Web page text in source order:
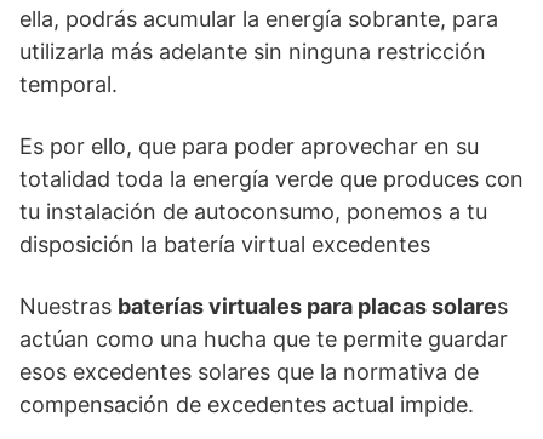
ella, podrás acumular la energía sobrante, para
utilizarla más adelante sin ninguna restricción
temporal.
Es por ello, que para poder aprovechar en su
totalidad toda la energía verde que produces con
tu instalación de autoconsumo, ponemos a tu
disposición la batería virtual excedentes
Nuestras baterías virtuales para placas solares
actúan como una hucha que te permite guardar
esos excedentes solares que la normativa de
compensación de excedentes actual impide.